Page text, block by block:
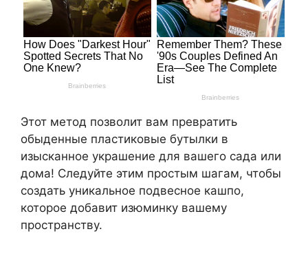
Этот метод позволит вам превратить
обыденные пластиковые бутылки в
изысканное украшение для вашего сада или
дома! Следуйте этим простым шагам, чтобы
создать уникальное подвесное кашпо,
которое добавит изюминку вашему
пространству.